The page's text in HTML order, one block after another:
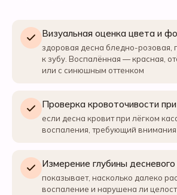
Визуальная оценка цвета и
здоровая десна бледно-розовая,
к зубу. Воспалённая — красная,
или с синюшным оттенком
Проверка кровоточивости
если десна кровит при лёгком
воспаления, требующий внимания
Измерение глубины
показывает, насколько далеко
воспаление и нарушена ли